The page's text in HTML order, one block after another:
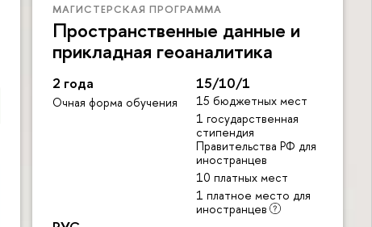
МАГИСТЕРСКАЯ ПРОГРАММА
Пространственные данные и
прикладная геоаналитика
2 года
Очная форма обучения
15/10/1
15 бюджетных мест
1 государственная
стипендия
Правительства РФ для
иностранцев
10 платных мест
1 платное место для
иностранцев